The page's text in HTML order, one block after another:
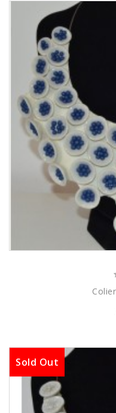
Sold Out